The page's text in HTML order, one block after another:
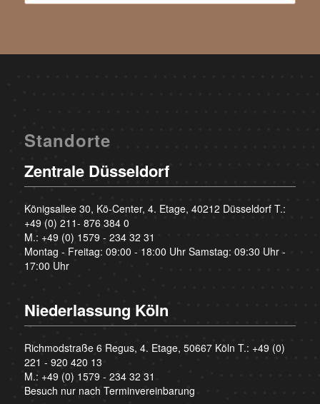
Standorte
Zentrale Düsseldorf
Königsallee 30, Kö-Center, 4. Etage, 40212 Düsseldorf T.:
+49 (0) 211- 876 384 0
M.: +49 (0) 1579 - 234 32 31
Montag - Freitag: 09:00 - 18:00 Uhr Samstag: 09:30 Uhr -
17:00 Uhr
Niederlassung Köln
Richmodstraße 6 Regus, 4. Etage, 50667 Köln T.: +49 (0)
221 - 920 420 13
M.: +49 (0) 1579 - 234 32 31
Besuch nur nach Terminvereinbarung